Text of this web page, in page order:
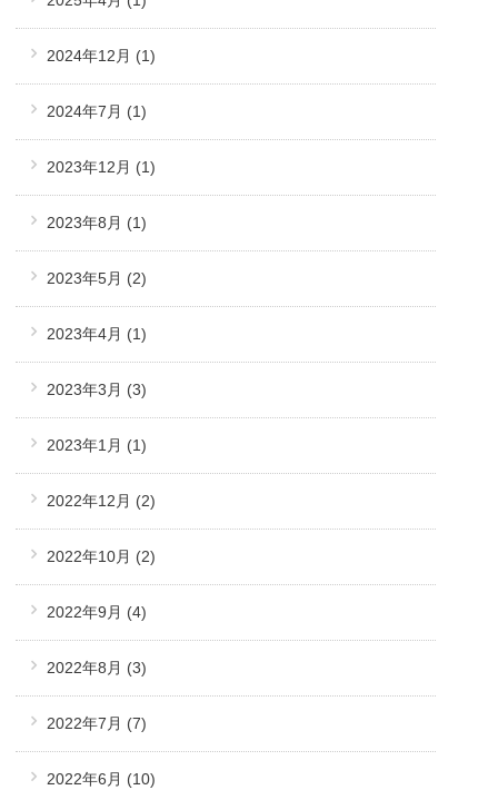
2024年12月 (1)
2024年7月 (1)
2023年12月 (1)
2023年8月 (1)
2023年5月 (2)
2023年4月 (1)
2023年3月 (3)
2023年1月 (1)
2022年12月 (2)
2022年10月 (2)
2022年9月 (4)
2022年8月 (3)
2022年7月 (7)
2022年6月 (10)